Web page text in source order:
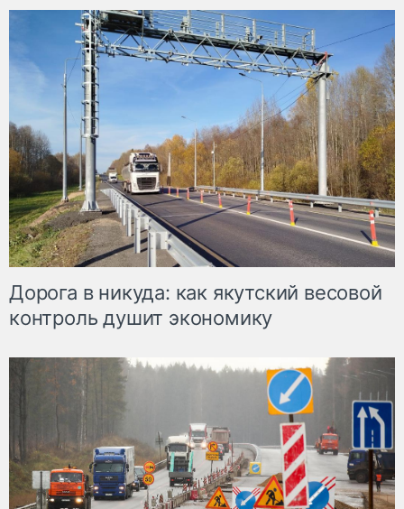
Дорога в никуда: как якутский весовой
контроль душит экономику